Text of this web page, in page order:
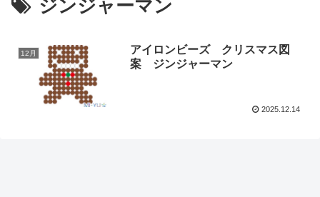
ジンジャーマン
12月
アイロンビーズ クリスマス図
案 ジンジャーマン
2025.12.14